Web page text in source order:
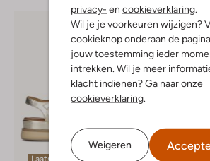
privacy- en cookieverklaring
Wil je je voorkeuren wijzigen?
cookieknop onderaan de
jouw toestemming ieder
intrekken. Wil je meer
klacht indienen? Ga naar onze
cookieverklaring
Weigeren